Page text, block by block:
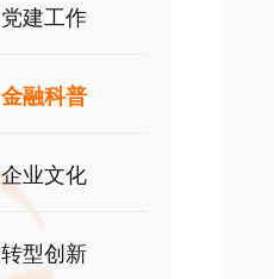
党建工作
金融科普
企业文化
转型创新